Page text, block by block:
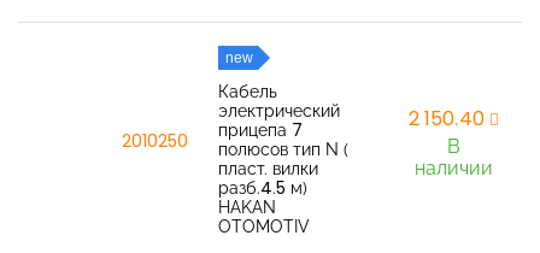
2010250
new
Кабель
электрический
прицепа 7
полюсов тип N (
пласт. вилки
разб.4.5 м)
HAKAN
OTOMOTIV
2 150,40
В
наличии